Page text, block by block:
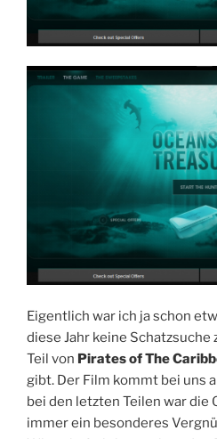
Eigentlich war ich ja schon
diese Jahr keine
Teil von Pirates of The
gibt. Der Film kommt bei uns
bei den letzten Teilen war die
immer ein besonderes